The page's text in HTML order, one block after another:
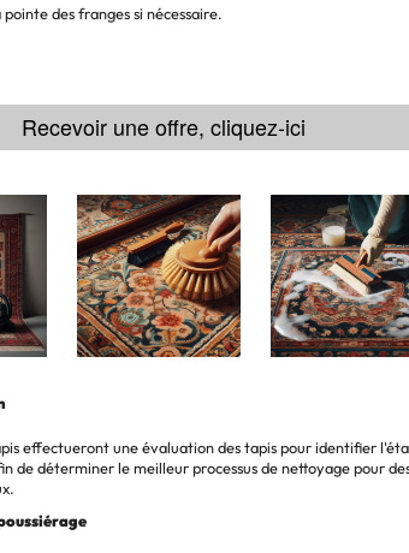
pointe des franges si nécessaire.
Recevoir une offre, cliquez-ici
effectueront une évaluation des tapis pour identifier
de déterminer le meilleur processus de nettoyage pour